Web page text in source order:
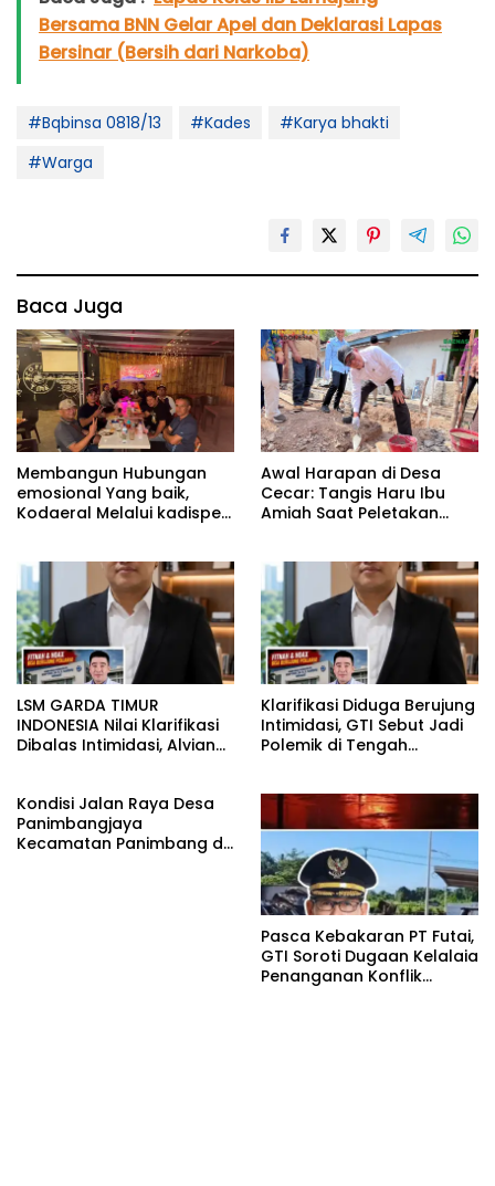
Bersama BNN Gelar Apel dan Deklarasi Lapas
Bersinar (Bersih dari Narkoba)
#Bqbinsa 0818/13 #Kades
#Karya bhakti
#Warga
Baca Juga
Membangun Hubungan
emosional Yang baik,
Kodaeral Melalui kadispen
tidak harus resmi Dengan
suasana Santai lebih
Dekat Dan Harmonis.
Awal Harapan di Desa
Cecar: Tangis Haru Ibu
Amiah Saat Peletakan
LSM GARDA TIMUR
INDONESIA Nilai Klarifikasi
Dibalas Intimidasi, Alvian
KUHAP pasal 108 ayat 1
Klarifikasi Diduga Berujung
Intimidasi, GTI Sebut Jadi
Polemik di Tengah
Kondisi Jalan Raya Desa
Panimbangjaya
Kecamatan Panimbang di
Pasca Kebakaran PT Futai,
GTI Soroti Dugaan Kelalaia
Penanganan Konflik